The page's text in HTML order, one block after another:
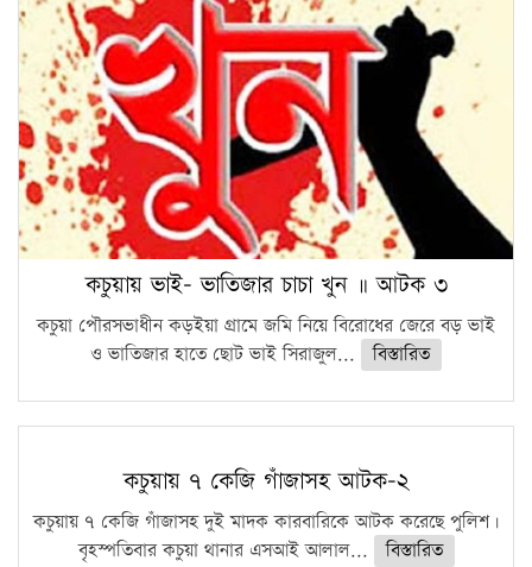
কচুয়ায় ভাই- ভাতিজার চাচা খুন ॥ আটক ৩
কচুয়া পৌরসভাধীন কড়ইয়া গ্রামে জমি নিয়ে বিরোধের জেরে বড় ভাই
ও ভাতিজার হাতে ছোট ভাই সিরাজুল...
বিস্তারিত
কচুয়ায় ৭ কেজি গাঁজাসহ আটক-২
কচুয়ায় ৭ কেজি গাঁজাসহ দুই মাদক কারবারিকে আটক করেছে পুলিশ।
বৃহস্পতিবার কচুয়া থানার এসআই আলাল...
বিস্তারিত